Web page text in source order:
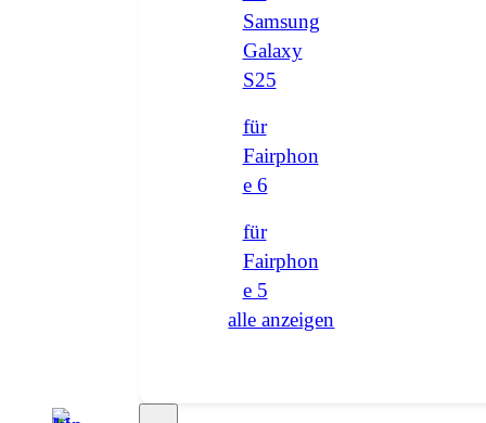
Samsung
Galaxy
S25
für
Fairphon
e 6
für
Fairphon
e 5
alle anzeigen